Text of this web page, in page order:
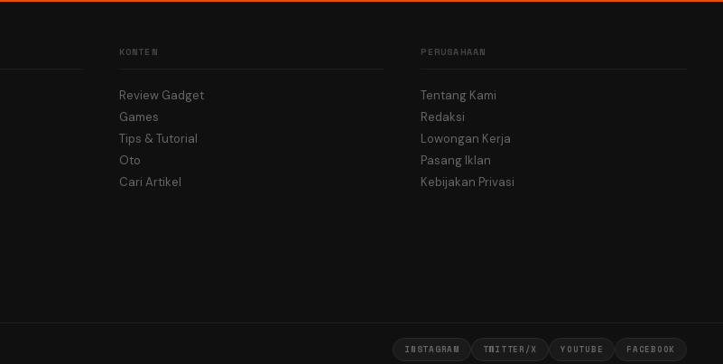
KONTEN
Review Gadget
Games
Tips & Tutorial
Oto
Cari Artikel
PERUSAHAAN
Tentang Kami
Redaksi
Lowongan Kerja
Pasang Iklan
Kebijakan Privasi
INSTAGRAM TWITTER/X YOUTUBE FACEBOOK